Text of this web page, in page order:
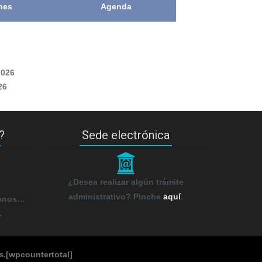
Agenda
.
Sede electrónica
_
¿Desea realizar algún trámite
administrativo? Pinche aquí.
.[wpcountertotal]